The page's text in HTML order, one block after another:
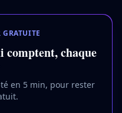
comptent, chaque
en 5 min, pour rester